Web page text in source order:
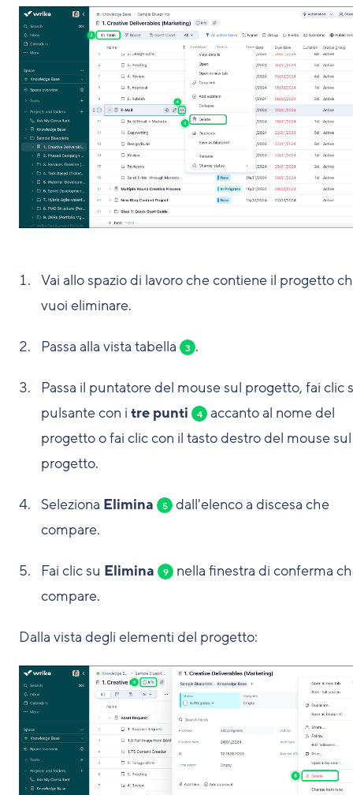
Vai allo spazio di lavoro che contiene il progetto
vuoi eliminare.
Passa alla vista tabella 3 .
Passa il puntatore del mouse sul progetto, fai clic
pulsante con i tre punti 4
accanto al nome del
progetto o fai clic con il tasto destro del mouse sul
progetto.
Seleziona Elimina 5
dall'elenco a discesa che
compare.
Fai clic su Elimina 9
nella finestra di conferma
compare.
Dalla vista degli elementi del progetto: